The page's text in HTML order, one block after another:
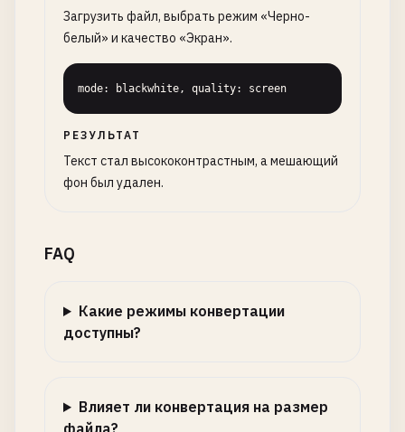
Загрузить файл, выбрать режим «Черно-
белый» и качество «Экран».
mode: blackwhite, quality: screen
РЕЗУЛЬТАТ
Текст стал высококонтрастным, а мешающий
фон был удален.
FAQ
Какие режимы конвертации
доступны?
Влияет ли конвертация на размер
файла?